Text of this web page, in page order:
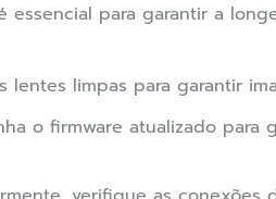
essencial para garantir a
lentes limpas para garantir
o firmware atualizado